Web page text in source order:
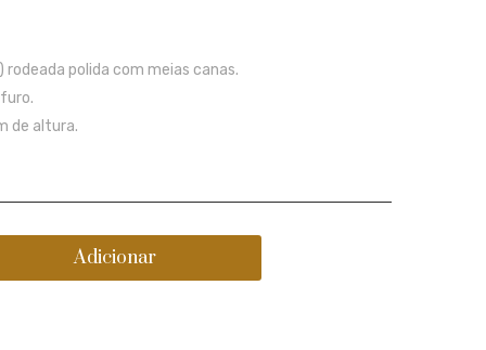
polida com meias canas.
de altura.
Adicionar